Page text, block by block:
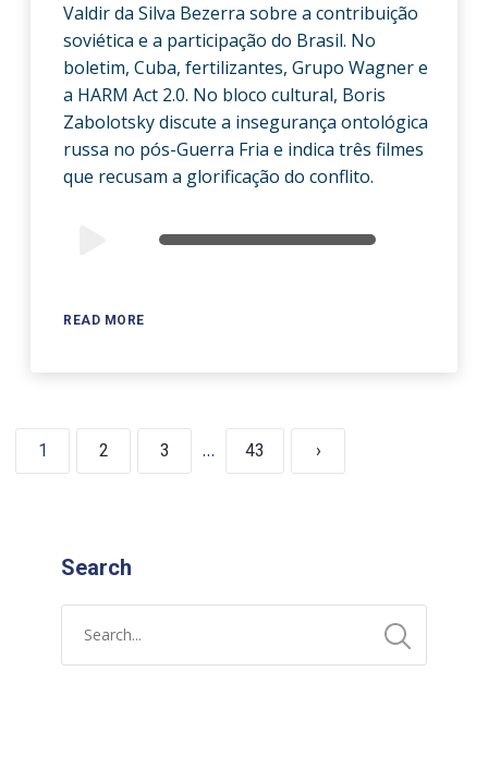
Valdir da Silva Bezerra sobre a contribuição
soviética e a participação do Brasil. No
boletim, Cuba, fertilizantes, Grupo Wagner e
a HARM Act 2.0. No bloco cultural, Boris
Zabolotsky discute a insegurança ontológica
russa no pós-Guerra Fria e indica três filmes
que recusam a glorificação do conflito.
READ MORE
1 2 3 … 43 ›
Search